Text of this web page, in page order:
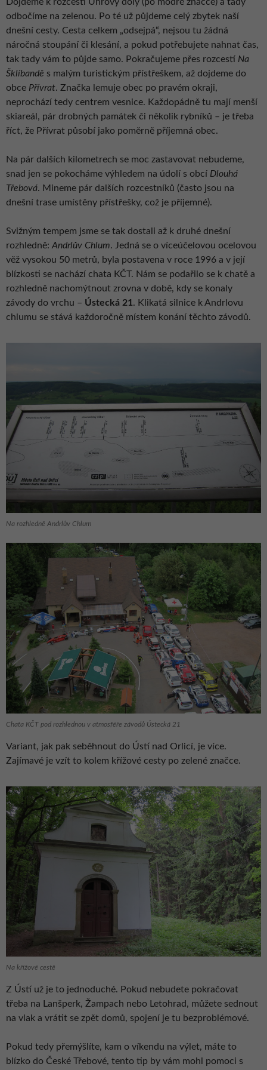
Dojdeme k rozcestí Uhrovy doly (po modré značce) a tady
odbočíme na zelenou. Po té už půjdeme celý zbytek naší
dnešní cesty. Cesta celkem „odsejpá“, nejsou tu žádná
náročná stoupání či klesání, a pokud potřebujete nahnat čas,
tak tady vám to půjde samo. Pokračujeme přes rozcestí Na
Šklíbandě s malým turistickým přístřeškem, až dojdeme do
obce Přívrat. Značka lemuje obec po pravém okraji,
neprochází tedy centrem vesnice. Každopádně tu mají menší
skiareál, pár drobných památek či několik rybníků – je třeba
říct, že Přívrat působí jako poměrně příjemná obec.
Na pár dalších kilometrech se moc zastavovat nebudeme,
snad jen se pokocháme výhledem na údolí s obcí Dlouhá
Třebová. Mineme pár dalších rozcestníků (často jsou na
dnešní trase umístěny přístřešky, což je příjemné).
Svižným tempem jsme se tak dostali až k druhé dnešní
rozhledně: Andrlův Chlum. Jedná se o víceúčelovou ocelovou
věž vysokou 50 metrů, byla postavena v roce 1996 a v její
blízkosti se nachází chata KČT. Nám se podařilo se k chatě a
rozhledně nachomýtnout zrovna v době, kdy se konaly
závody do vrchu – Ústecká 21. Klikatá silnice k Andrlovu
chlumu se stává každoročně místem konání těchto závodů.
Na rozhledně Andrlův Chlum
Chata KČT pod rozhlednou v atmosféře závodů Ústecká 21
Variant, jak pak seběhnout do Ústí nad Orlicí, je více.
Zajímavé je vzít to kolem křížové cesty po zelené značce.
Na křížové cestě
Z Ústí už je to jednoduché. Pokud nebudete pokračovat
třeba na Lanšperk, Žampach nebo Letohrad, můžete sednout
na vlak a vrátit se zpět domů, spojení je tu bezproblémové.
Pokud tedy přemýšlíte, kam o víkendu na výlet, máte to
blízko do České Třebové, tento tip by vám mohl pomoci s